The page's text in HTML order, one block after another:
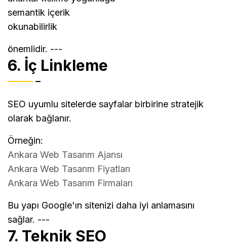
semantik içerik
okunabilirlik
önemlidir. ---
6. İç Linkleme
SEO uyumlu sitelerde sayfalar birbirine stratejik
olarak bağlanır.
Örneğin:
Ankara Web Tasarım Ajansı
Ankara Web Tasarım Fiyatları
Ankara Web Tasarım Firmaları
Bu yapı Google'ın sitenizi daha iyi anlamasını
sağlar. ---
7. Teknik SEO